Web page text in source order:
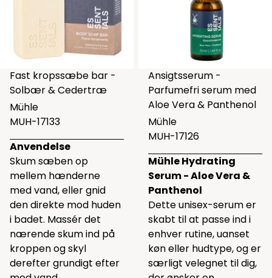
Fast kropssæbe bar -
Solbær & Cedertræ
Mühle
MUH-17133
Anvendelse
Skum sæben op
mellem hænderne
med vand, eller gnid
den direkte mod huden
i badet. Massér det
nærende skum ind på
kroppen og skyl
derefter grundigt efter
Ansigtsserum -
Parfumefri serum med
Aloe Vera & Panthenol
Mühle
MUH-17126
Mühle Hydrating
Serum - Aloe Vera &
Panthenol
Dette unisex-serum er
skabt til at passe ind i
enhver rutine, uanset
køn eller hudtype, og er
særligt velegnet til dig,